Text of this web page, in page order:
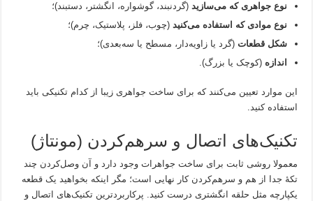
نوع جواهری که می‌سازید(گردنبند، گوشواره، انگشتر، دستبند)؛
نوع موادی که استفاده می‌کنید (چوب، فلز، پلاستیک، چرم)؛
شکل قطعات(گرد یا زاویه‌دار، مسطح یا سه‌بعدی)؛
اندازه(کوچک یا بزرگ).
این موارد تعیین می‌کنند که برای ساخت جواهری زیبا از کدام تکنیکی باید
استفاده کنید.
تکنیک‌های اتصال و سرهم‌کردن (مونتاژ)
معمولا روشی ثابت برای ساخت جواهرات وجود دارد و آن وصل‌کردن چند
تکۀ جدا از هم و سرهم‌کردن کار نهایی است؛ مگر اینکه بخواهید یک قطعه
یکپارچه مثل حلقه انگشتری درست کنید. پرکاربردترین تکنیک‌های اتصال و